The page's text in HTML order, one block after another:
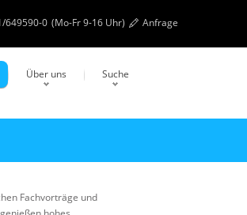
649590-0 (Mo-Fr 9-16 Uhr) Anfrage
Über uns Suche
Fachvorträge und